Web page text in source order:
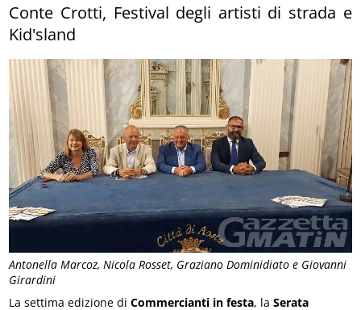
Antonella Marcoz, Nicola Rosset, Graziano Dominidiato e Giovanni
Girardini
Conte Crotti, Festival degli artisti di strada e
Kid'sland
La settima edizione diCommercianti in festa, laSerata